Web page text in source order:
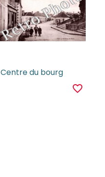
Centre du bourg
favorite_border